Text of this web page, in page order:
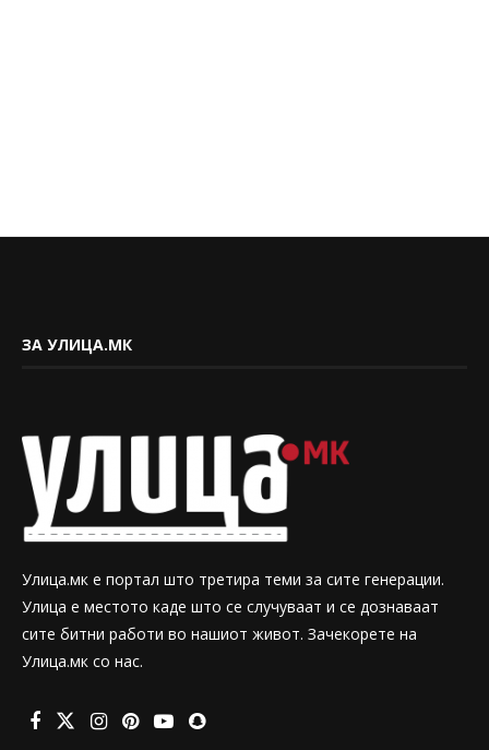
ЗА УЛИЦА.МК
Улица.мк е портал што третира теми за сите генерации.
Улица е местото каде што се случуваат и се дознаваат
сите битни работи во нашиот живот. Зачекорете на
Улица.мк со нас.